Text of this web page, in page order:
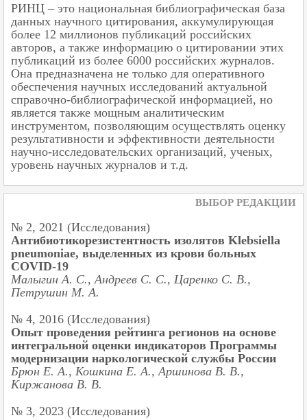
РИНЦ – это национальная библиографическая база
данных научного цитирования, аккумулирующая
более 12 миллионов публикаций российских
авторов, а также информацию о цитировании этих
публикаций из более 6000 российских журналов.
Она предназначена не только для оперативного
обеспечения научных исследований актуальной
справочно-библиографической информацией, но
является также мощным аналитическим
инструментом, позволяющим осуществлять оценку
результативности и эффективности деятельности
научно-исследовательских организаций, ученых,
уровень научных журналов и т.д.
ВЫБОР РЕДАКЦИИ
№ 2, 2021 (Исследования)
Антибиотикорезистентность изолятов Klebsiella
pneumoniae, выделенных из крови больных
COVID-19
Малыгин А. С., Андреев С. С., Царенко С. В.,
Петрушин М. А.
№ 4, 2016 (Исследования)
Опыт проведения рейтинга регионов на основе
интегральной оценки индикаторов Программы
модернизации наркологической службы России
Брюн Е. А., Кошкина Е. А., Аршинова В. В.,
Киржанова В. В.
№ 3, 2023 (Исследования)